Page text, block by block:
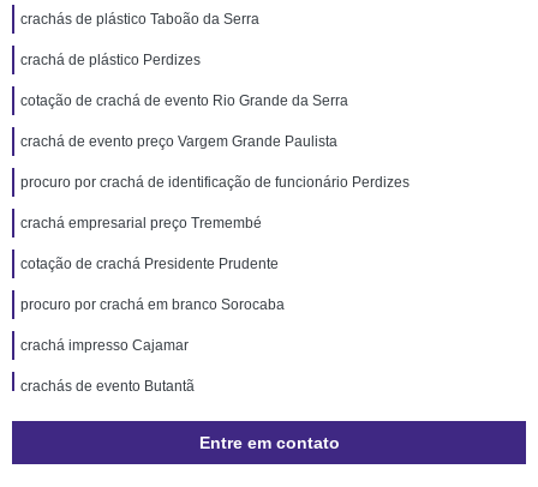
crachás de plástico Taboão da Serra
crachá de plástico Perdizes
cotação de crachá de evento Rio Grande da Serra
crachá de evento preço Vargem Grande Paulista
procuro por crachá de identificação de funcionário Perdizes
crachá empresarial preço Tremembé
cotação de crachá Presidente Prudente
procuro por crachá em branco Sorocaba
crachá impresso Cajamar
crachás de evento Butantã
crachá personalizado preço São Mateus
Entre em contato